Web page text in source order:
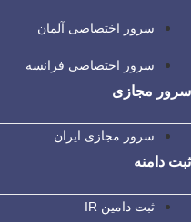
سرور اختصاصی آلمان
سرور اختصاصی فرانسه
سرور مجازی
سرور مجازی ایران
ثبت دامنه
ثبت دامین IR